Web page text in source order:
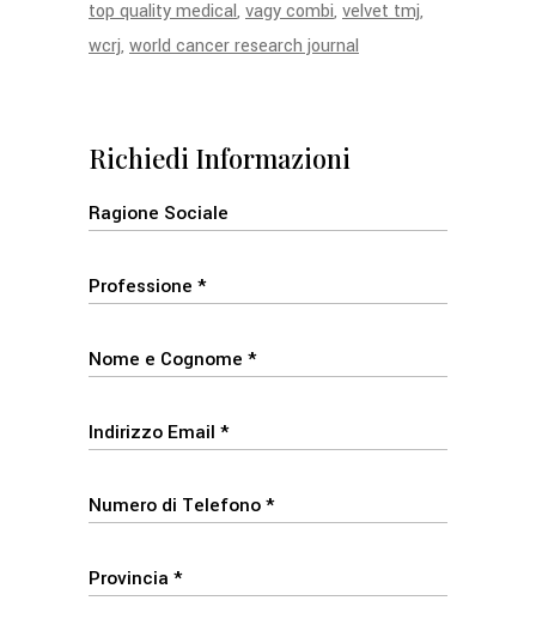
top quality medical vagy combi velvet tmj
wcrj world cancer research journal
Richiedi Informazioni